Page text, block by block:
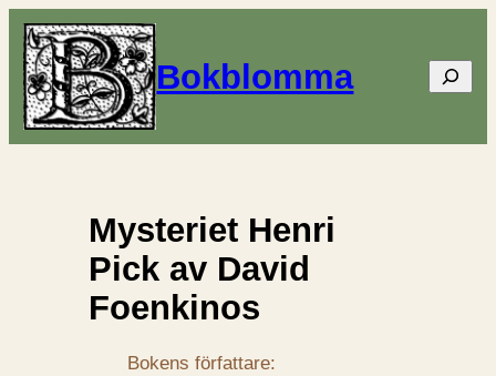
Bokblomma Sök
Mysteriet Henri
Pick av David
Foenkinos
Bokens författare: